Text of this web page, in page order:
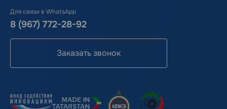
Для связи в WhatsApp
8 (967) 772-28-92
Заказать звонок